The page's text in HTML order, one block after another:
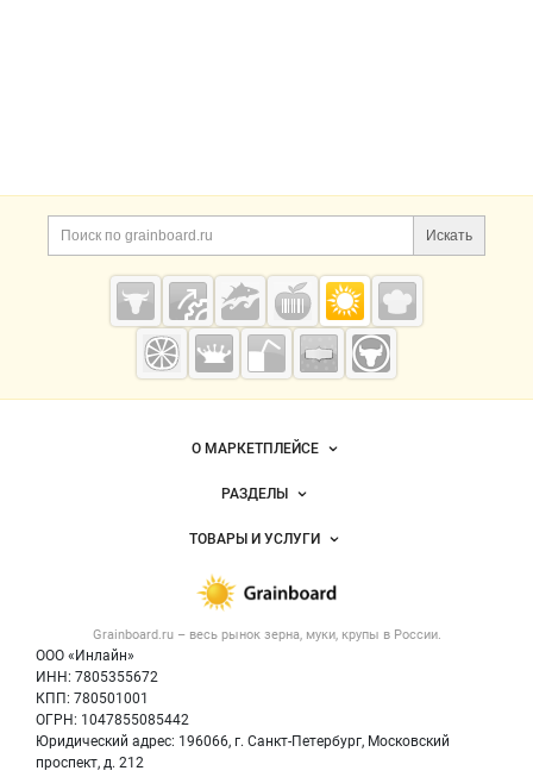
Дополнительная информация
Поиск по сайту и
Искать
Cсылки на полезные проекты
Grainboard.ru
— зерно и
мука
Важные разделы и контакты
Grainboard.ru – весь рынок зерна, муки, крупы в России.
ООО «Инлайн»
ИНН: 7805355672
КПП: 780501001
ОГРН: 1047855085442
Юридический адрес: 196066, г. Санкт-Петербург, Московский
проспект, д. 212
Навигация по сайтуО МАРКЕТПЛЕЙСЕ
Новости Grainboard.ru
Размещение рекламы
Публичная оферта
Контактная информация
Политика обработки персональных данных
РАЗДЕЛЫ
Объявления
Новости рынка
ТОВАРЫ И УСЛУГИ
Крупы
Мука